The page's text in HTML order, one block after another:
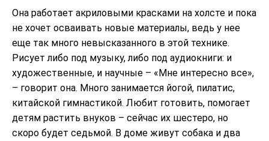
Она работает акриловыми красками на холсте и пока
не хочет осваивать новые материалы, ведь у нее
еще так много невысказанного в этой технике.
Рисует либо под музыку, либо под аудиокниги: и
художественные, и научные – «Мне интересно все»,
– говорит она. Много занимается йогой, пилатис,
китайской гимнастикой. Любит готовить, помогает
детям растить внуков – сейчас их шестеро, но
скоро будет седьмой. В доме живут собака и два